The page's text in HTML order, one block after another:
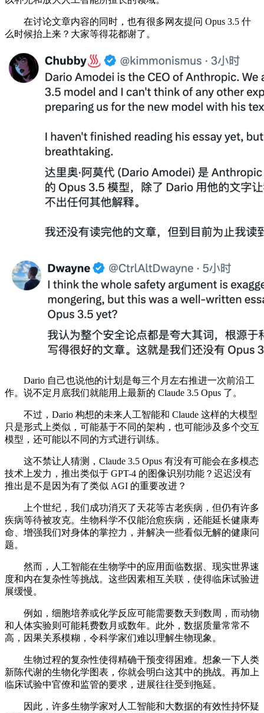
在讨论文章内容的同时，也有很多网友提问 Opus 3.5 什
么时候抬上来？大家等得花都谢了。
Dario 自己也说他的计划是每三个月左右推进一次前沿工
作。说不定月底我们就能用上最新的 Claude 3.5 Opus 了。
不过，Dario 构想的未来人工智能和 Claude 这样的大模型
只是形式上类似，可能基于不同的架构，也可能涉及多个交互
模型，还可能以不同的方式进行训练。
这不禁让人猜测，Claude 3.5 Opus 有没有可能会在多模态
技术上发力，推出类似于 GPT-4 的图像识别功能？迟迟没有
推出是不是因为有了类似 AGI 的重要改进？
上个世纪，我们成功消灭了天花等古老疾病，但仍有许多
疾病等待被攻克。生物科学不仅能治愈疾病，还能延长健康寿
命、增强我们对身体的掌控力，并解决一些看似无解的健康问
题。
然而，人工智能在生物学中的应用面临数据、现实世界速
度和内在复杂性等挑战。这些因素相互关联，使得临床试验进
展缓慢。
例如，细胞培养或化学反应可能需要数天到数周，而动物
和人体实验则可能耗费数月或数年。此外，数据质量常常不
高，因果关系模糊，令科学家们难以理解生物现象。
生物过程的复杂性使得精确干预变得困难。想象一下人类
新陈代谢的生物化学图表，你就会明白这其中的挑战。再加上
临床试验中官僚和监管的要求，进展往往受到拖延。
因此，许多生物学家对人工智能和大数据的有效性持怀疑